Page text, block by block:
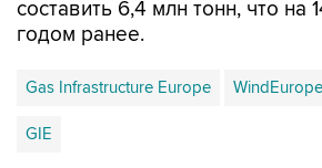
составить 6,4 млн тонн, что на
годом ранее.
Gas Infrastructure Europe WindEurope
GIE